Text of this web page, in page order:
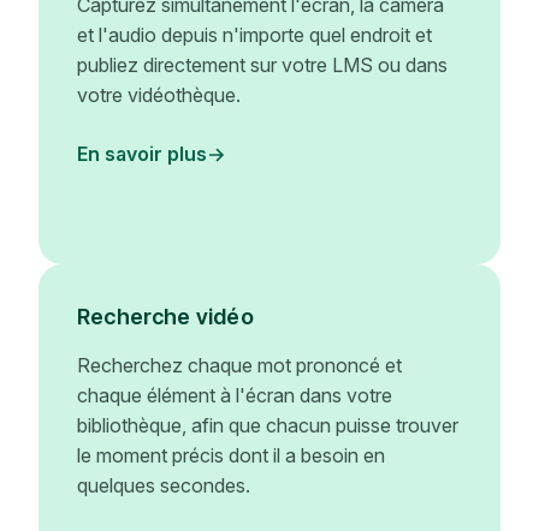
Capturez simultanément l'écran, la caméra
et l'audio depuis n'importe quel endroit et
publiez directement sur votre LMS ou dans
votre vidéothèque.
En savoir plus
Recherche vidéo
Recherchez chaque mot prononcé et
chaque élément à l'écran dans votre
bibliothèque, afin que chacun puisse trouver
le moment précis dont il a besoin en
quelques secondes.